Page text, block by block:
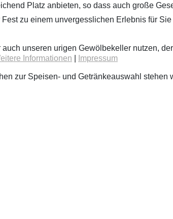
Platz anbieten, so dass auch große
zu einem unvergesslichen Erlebnis für Sie
unseren urigen Gewölbekeller nutzen,
zur Speisen- und Getränkeauswahl stehen
Informationen Impressum